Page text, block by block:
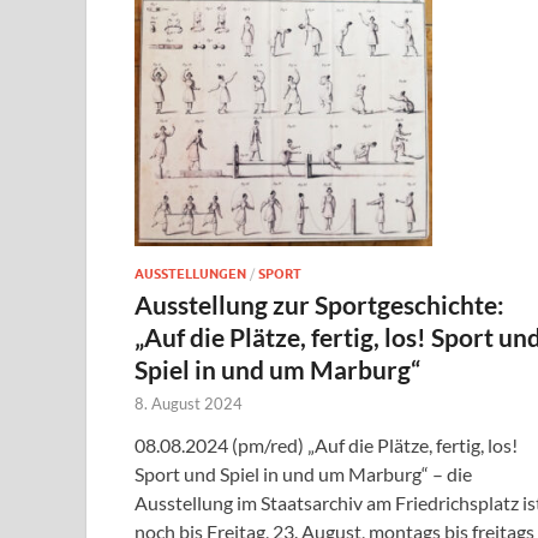
AUSSTELLUNGEN / SPORT
Ausstellung zur Sportgeschichte:
„Auf die Plätze, fertig, los! Sport
Spiel in und um Marburg“
8. August 2024
08.08.2024 (pm/red) „Auf die Plätze, fertig, los!
Sport und Spiel in und um Marburg“ – die
Ausstellung im Staatsarchiv am Friedrichsplatz
noch bis Freitag, 23. August, montags bis